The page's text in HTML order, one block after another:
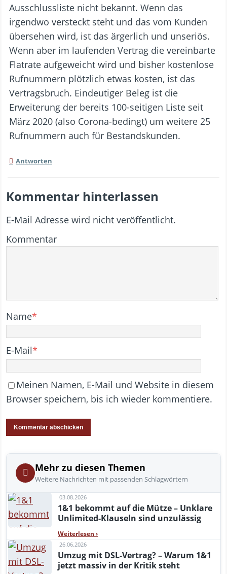
Ausschlussliste nicht bekannt. Wenn das
irgendwo versteckt steht und das vom Kunden
übersehen wird, ist das ärgerlich und unseriös.
Wenn aber im laufenden Vertrag die vereinbarte
Flatrate aufgeweicht wird und bisher kostenlose
Rufnummern plötzlich etwas kosten, ist das
Vertragsbruch. Eindeutiger Beleg ist die
Erweiterung der bereits 100-seitigen Liste seit
März 2020 (also Corona-bedingt) um weitere 25
Rufnummern auch für Bestandskunden.
Antworten
Kommentar hinterlassen
E-Mail Adresse wird nicht veröffentlicht.
Kommentar
Name*
E-Mail*
Meinen Namen, E-Mail und Website in diesem
Browser speichern, bis ich wieder kommentiere.
Mehr zu diesen Themen
Weitere Nachrichten mit passenden Schlagwörtern
03.08.2026
1&1 bekommt auf die Mütze – Unklare
Unlimited-Klauseln sind unzulässig
Weiterlesen ›
26.06.2026
Umzug mit DSL-Vertrag? – Warum 1&1
jetzt massiv in der Kritik steht